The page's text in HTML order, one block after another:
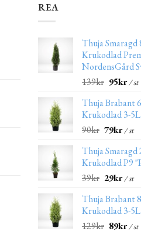
REA
Thuja Smaragd
Krukodlad
NordensGård
139kr 95kr/ st
Thuja Brabant
Krukodlad 3-
90kr 79kr/ st
Thuja Smaragd
Krukodlad P9
39kr 29kr/ st
Thuja Brabant
Krukodlad 3-
129kr 89kr/ st